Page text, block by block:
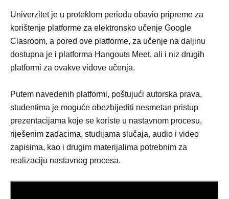
Univerzitet je u proteklom periodu obavio pripreme za
korištenje platforme za elektronsko učenje Google
Clasroom, a pored ove platforme, za učenje na daljinu
dostupna je i platforma Hangouts Meet, ali i niz drugih
platformi za ovakve vidove učenja.
Putem navedenih platformi, poštujući autorska prava,
studentima je moguće obezbijediti nesmetan pristup
prezentacijama koje se koriste u nastavnom procesu,
riješenim zadacima, studijama slučaja, audio i video
zapisima, kao i drugim materijalima potrebnim za
realizaciju nastavnog procesa.